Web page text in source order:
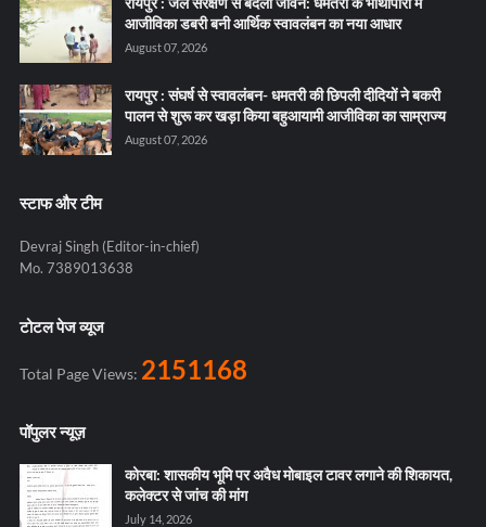
आजीविका डबरी बनी आर्थिक स्वावलंबन का नया आधार
August 07, 2026
रायपुर : संघर्ष से स्वावलंबन- धमतरी की छिपली दीदियों ने बकरी
पालन से शुरू कर खड़ा किया बहुआयामी आजीविका का साम्राज्य
August 07, 2026
स्टाफ और टीम
Devraj Singh (Editor-in-chief)
Mo. 7389013638
टोटल पेज व्यूज
Total Page Views: 2151168
पॉपुलर न्यूज़
कोरबा: शासकीय भूमि पर अवैध मोबाइल टावर लगाने की शिकायत,
कलेक्टर से जांच की मांग
July 14, 2026